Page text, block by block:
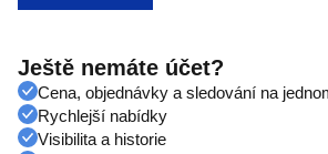
Ještě nemáte účet?
Cena, objednávky a sledování na
Rychlejší nabídky
Visibilita a historie